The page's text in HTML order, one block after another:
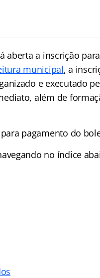
aberta a inscrição
municipal, a
e executado
além de
pagamento do
no índice